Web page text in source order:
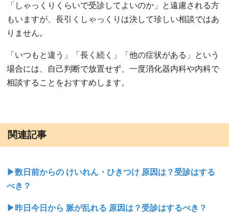
「しゃっくりくらいで受診してよいのか」と遠慮される方
もいますが、長引くしゃっくりは決して珍しい相談ではあ
りません。
「いつもと違う」「長く続く」「他の症状がある」という
場合には、自己判断で放置せず、一度消化器内科や内科で
相談することをおすすめします。
関連記事
▶数日前からの けいれん・ひきつけ 原因は？受診はする
べき？
▶昨日今日から 脈が乱れる 原因は？受診はするべき？